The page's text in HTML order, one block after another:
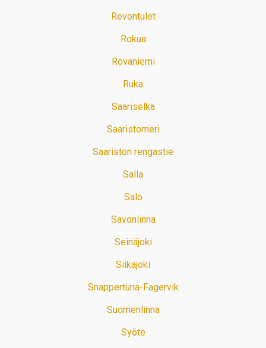
Revontulet
Rokua
Rovaniemi
Ruka
Saariselkä
Saaristomeri
Saariston rengastie
Salla
Salo
Savonlinna
Seinäjoki
Siikajoki
Snappertuna-Fagervik
Suomenlinna
Syöte